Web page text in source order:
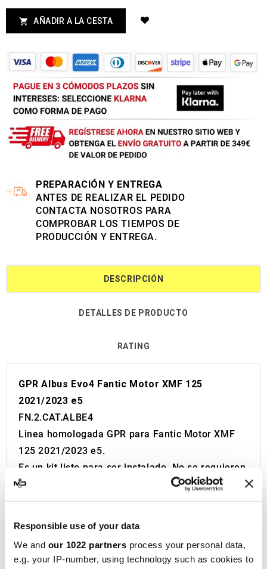
Responsible use of your data
We and our 1022 partners process your personal data,
e.g. your IP-number, using technology such as cookies to
 AÑADIR A LA CESTA
PREPARACIÓN Y ENTREGA
ANTES DE REALIZAR EL PEDIDO
CONTACTA NOSOTROS PARA
COMPROBAR LOS TIEMPOS DE
PRODUCCIÓN Y ENTREGA.
DESCRIPCIÓN
DETALLES DE PRODUCTO
RATING
GPR Albus Evo4 Fantic Motor XMF 125
2021/2023 e5
FN.2.CAT.ALBE4
Linea homologada GPR para Fantic Motor XMF
125 2021/2023 e5.
Es un kit listo para ser instalado. No se requieren
modificaciones.
Se reemplaza directamente sin ninguna
Homologación Europea y Suiza (CEE).
El catalizador está incluido en el kit.